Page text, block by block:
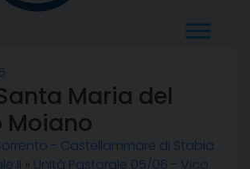
Maria del
Moiano
- Castellammare di Stabia
II » Unità Pastorale 05/06 - Vico